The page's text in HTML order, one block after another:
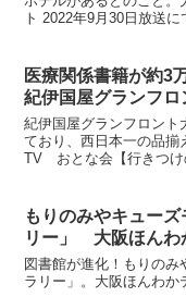
ト 2022年9月30日放送に
医療関係書籍が約3
紀伊国屋グランフ
紀伊国屋グランフロント
ており、西日本一の品揃
TV おとな会【行きつけ
もりのみやキュー
リー」 大阪ほん
図書館が進化！もりの
ラリー」。大阪ほんわ